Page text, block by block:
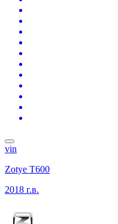
vin
Zotye T600
2018 г.в.